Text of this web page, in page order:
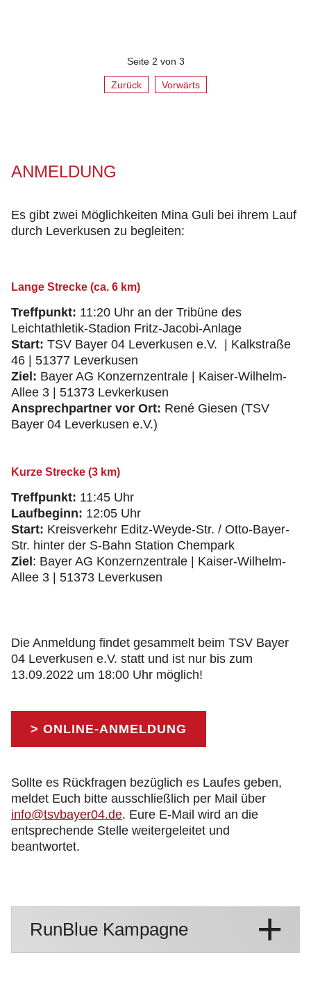
Seite 2 von 3
Zurück Vorwärts
ANMELDUNG
Es gibt zwei Möglichkeiten Mina Guli bei ihrem Lauf
durch Leverkusen zu begleiten:
Lange Strecke (ca. 6 km)
Treffpunkt: 11:20 Uhr an der Tribüne des
Leichtathletik-Stadion Fritz-Jacobi-Anlage
Start: TSV Bayer 04 Leverkusen e.V. | Kalkstraße
46 | 51377 Leverkusen
Ziel: Bayer AG Konzernzentrale | Kaiser-Wilhelm-
Allee 3 | 51373 Levkerkusen
Ansprechpartner vor Ort: René Giesen (TSV
Bayer 04 Leverkusen e.V.)
Kurze Strecke (3 km)
Treffpunkt: 11:45 Uhr
Laufbeginn: 12:05 Uhr
Start: Kreisverkehr Editz-Weyde-Str. / Otto-Bayer-
Str. hinter der S-Bahn Station Chempark
Ziel : Bayer AG Konzernzentrale | Kaiser-Wilhelm-
Allee 3 | 51373 Leverkusen
Die Anmeldung findet gesammelt beim TSV Bayer
04 Leverkusen e.V. statt und ist nur bis zum
13.09.2022 um 18:00 Uhr möglich!
> ONLINE-ANMELDUNG
Sollte es Rückfragen bezüglich es Laufes geben,
meldet Euch bitte ausschließlich per Mail über
info@tsvbayer04.de. Eure E-Mail wird an die
entsprechende Stelle weitergeleitet und
beantwortet.
RunBlue Kampagne